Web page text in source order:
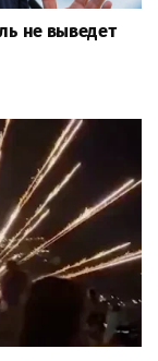
не выведет